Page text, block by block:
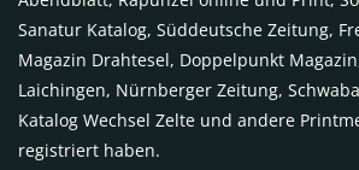
Sanatur Katalog, Süddeutsche Zeitung,
Magazin Drahtesel, Doppelpunkt
Laichingen, Nürnberger Zeitung,
Katalog Wechsel Zelte und andere
registriert haben.